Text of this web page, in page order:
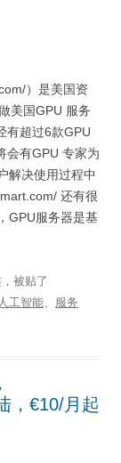
）是美国资
美国GPU 服务
有超过6款GPU
会有GPU 专家为
解决使用过程中
还有很
GPU服务器是基
被贴了
人工智能、 服务
，€10/月起